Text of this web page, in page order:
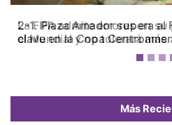
La FIFA admite errores en
el Mundial y no tolerará más
Más